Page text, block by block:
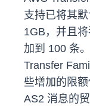
支持已将其
1GB，并且
加到 100 条
Transfer
些增加的限
AS2 消息的